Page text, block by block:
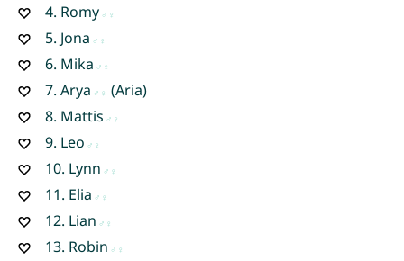
4. Romy
5. Jona
6. Mika
7. Arya
(Aria)
8. Mattis
9. Leo
10. Lynn
11. Elia
12. Lian
13. Robin